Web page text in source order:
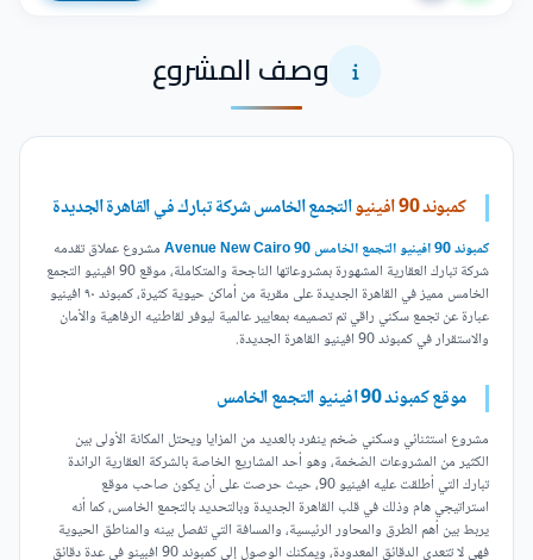
وصف المشروع
كمبوند 90 افينيو التجمع الخامس شركة تبارك في القاهرة الجديدة
كمبوند 90 افينيو التجمع الخامس 90 Avenue New Cairo
مشروع عملاق تقدمه
شركة تبارك العقارية المشهورة بمشروعاتها الناجحة والمتكاملة، موقع 90 افينيو التجمع
الخامس مميز في القاهرة الجديدة على مقربة من أماكن حيوية كثيرة، كمبوند ٩٠ افينيو
عبارة عن تجمع سكني راقي تم تصميمه بمعايير عالمية ليوفر لقاطنيه الرفاهية والأمان
والاستقرار في كمبوند 90 افينيو القاهرة الجديدة.
موقع كمبوند 90 افينيو التجمع الخامس
مشروع استثنائي وسكني ضخم ينفرد بالعديد من المزايا ويحتل المكانة الأولى بين
الكثير من المشروعات الضخمة، وهو أحد المشاريع الخاصة بالشركة العقارية الرائدة
تبارك التي أطلقت عليه افينيو 90، حيث حرصت على أن يكون صاحب موقع
استراتيجي هام وذلك في قلب القاهرة الجديدة وبالتحديد بالتجمع الخامس، كما أنه
يربط بين أهم الطرق والمحاور الرئيسية، والمسافة التي تفصل بينه والمناطق الحيوية
فهي لا تتعدى الدقائق المعدودة، ويمكنك الوصول إلى كمبوند 90 افبينو في عدة دقائق